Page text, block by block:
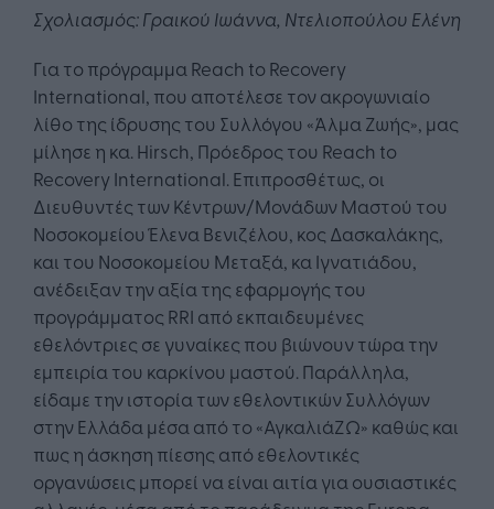
Σχολιασμός: Γραικού Ιωάννα, Ντελιοπούλου Ελένη
Για το πρόγραμμα Reach to Recovery
International, που αποτέλεσε τον ακρογωνιαίο
λίθο της ίδρυσης του Συλλόγου «Άλμα Ζωής», μας
μίλησε η κα. Hirsch, Πρόεδρος του Reach to
Recovery International. Επιπροσθέτως, οι
Διευθυντές των Κέντρων/Μονάδων Μαστού του
Νοσοκομείου Έλενα Βενιζέλου, κος Δασκαλάκης,
και του Νοσοκομείου Μεταξά, κα Ιγνατιάδου,
ανέδειξαν την αξία της εφαρμογής του
προγράμματος RRI από εκπαιδευμένες
εθελόντριες σε γυναίκες που βιώνουν τώρα την
εμπειρία του καρκίνου μαστού. Παράλληλα,
είδαμε την ιστορία των εθελοντικών Συλλόγων
στην Ελλάδα μέσα από το «ΑγκαλιάΖΩ» καθώς και
πως η άσκηση πίεσης από εθελοντικές
οργανώσεις μπορεί να είναι αιτία για ουσιαστικές